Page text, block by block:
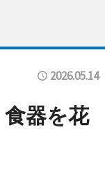
2026.05.14
器を花